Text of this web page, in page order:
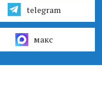
telegram
макс